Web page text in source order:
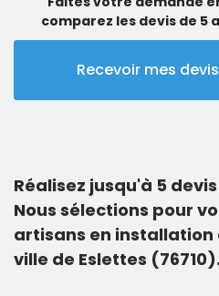
comparez les devis de 5
Recevoir mes
Réalisez jusqu'à 5
Nous sélections pour
artisans en installation
ville de Eslettes (76710).